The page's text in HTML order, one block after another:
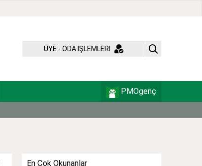
ÜYE - ODA İŞLEMLERİ
PMOgenç
En Çok Okunanlar